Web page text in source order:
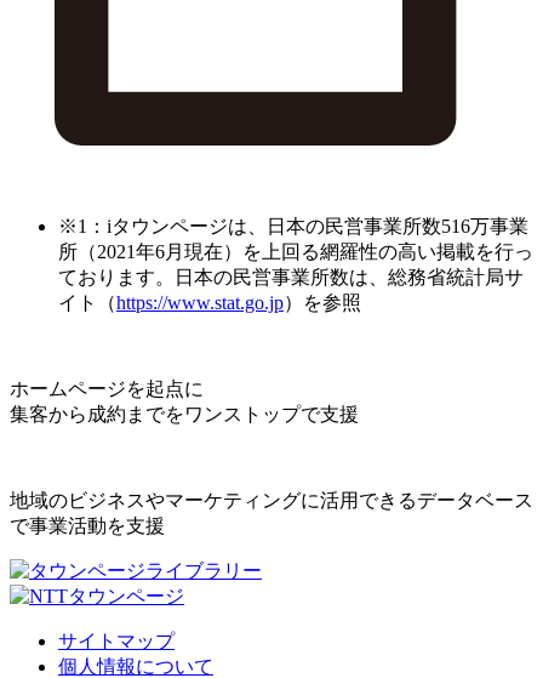
※1：iタウンページは、日本の民営事業所数516万事業
所（2021年6月現在）を上回る網羅性の高い掲載を行っ
ております。日本の民営事業所数は、総務省統計局サ
イト（https://www.stat.go.jp）を参照
ホームページを起点に
集客から成約までをワンストップで支援
地域のビジネスやマーケティングに活用できるデータベース
で事業活動を支援
サイトマップ
個人情報について